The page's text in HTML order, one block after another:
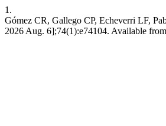
1.
Gómez CR, Gallego CP, Echeverri LF,
2026 Aug. 6];74(1):e74104. Available